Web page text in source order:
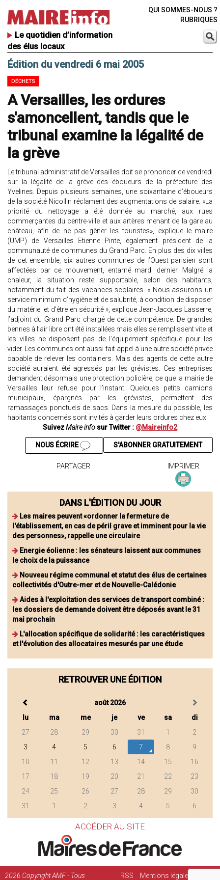
Le quotidien d’information
des élus locaux
QUI SOMMES-NOUS ?
RUBRIQUES
Édition du vendredi 6 mai 2005
DÉCHETS
A Versailles, les ordures
s'amoncellent, tandis que le
tribunal examine la légalité de
la grève
Le tribunal administratif de Versailles doit se prononcer ce vendredi
sur la légalité de la grève des éboueurs de la préfecture des
Yvelines. Depuis plusieurs semaines, une soixantaine d’éboueurs
de la société Nicollin réclament des augmentations de salaire. «La
priorité du nettoyage a été donnée au marché, aux rues
commerçantes du centre-ville et aux artères menant de la gare au
château, afin de ne pas gêner les touristes», explique le maire
(UMP) de Versailles Etienne Pinte, également président de la
communauté de communes du Grand Parc. En plus des dix villes
de cet ensemble, six autres communes de l’Ouest parisien sont
affectées par ce mouvement, entamé mardi dernier. Malgré la
chaleur, la situation reste supportable, selon des habitants,
notamment du fait des vacances scolaires. « Nous assurons un
service minimum d’hygiène et de salubrité, à condition de disposer
du matériel et d’être en sécurité », explique Jean-Jacques Lasserre,
l’adjoint du Grand Parc chargé de cette compétence. De grandes
bennes à l’air libre ont été installées mais elles se remplissent vite et
les villes ne disposent pas de l’équipement spécifique pour les
vider. Les communes ont aussi fait appel à une autre société privée
capable de relever les containers. Mais des agents de cette autre
société auraient été agressés par les grévistes. Ces entreprises
demandent désormais une protection policière, ce que la mairie de
Versailles leur refuse pour l’instant. Quelques petits camions
municipaux, épargnés par les grévistes, permettent des
ramassages ponctuels de sacs. Dans la mesure du possible, les
habitants concernés sont invités à garder leurs ordures chez eux.
SuivezMaire info sur Twitter : @Maireinfo2
S'ABONNER GRATUITEMENT
NOUS ÉCRIRE
PARTAGER IMPRIMER
DANS L'ÉDITION DU JOUR
Les maires peuvent «ordonner la fermeture de
l'établissement, en cas de péril grave et imminent pour la vie
des personnes», rappelle une circulaire
Energie éolienne : les sénateurs laissent aux communes
le choix de la puissance
Nouveau régime communal et statut des élus de certaines
collectivités d'Outre-mer et de Nouvelle-Calédonie
Aides à l'exploitation des services de transport combiné :
les dossiers de demande doivent être déposés avant le 31
mai prochain
L'allocation spécifique de solidarité : les caractéristiques
et l'évolution des allocataires mesurés par une étude
RETROUVER UNE ÉDITION
août 2026
lu
ma me je ve sa
di
27
28 29 30 31 1
2
3
4 5 6 7 8
9
10
11 12 13 14 15
16
17
18 19 20 21 22
23
24
25 26 27 28 29
30
31
1 2 3 4 5 6
ACCÉDER AU SITE
2026 Copyright AMF - Tous RSS Mentions légales